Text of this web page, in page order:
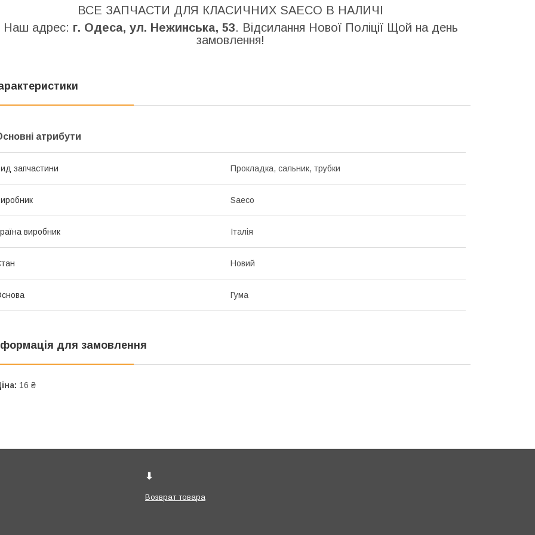
ВСЕ ЗАПЧАСТИ ДЛЯ КЛАСИЧНИХ SAECO В НАЛИЧІ
Наш адрес: г. Одеса, ул. Нежинська, 53. Відсилання Нової Поліції Щой на день
замовлення!
атрибути
запчастини Прокладка, сальник, трубки
Saeco
виробник Італія
Новий
Гума
для замовлення
16 ₴
⬇
Возврат товара